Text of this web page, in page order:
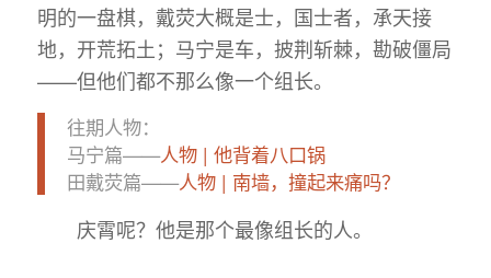
明的一盘棋，戴荧大概是士，国士者，承天接
地，开荒拓土；马宁是车，披荆斩棘，勘破僵局
——但他们都不那么像一个组长。
往期人物：
马宁篇——人物 | 他背着八口锅
田戴荧篇——人物 | 南墙，撞起来痛吗？
庆霄呢？他是那个最像组长的人。